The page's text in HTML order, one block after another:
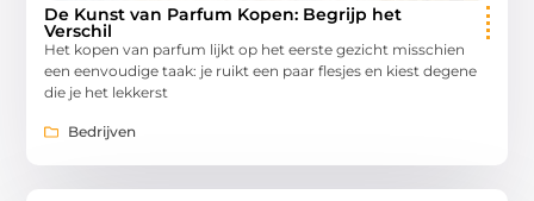
De Kunst van Parfum Kopen: Begrijp het
Verschil
Het kopen van parfum lijkt op het eerste gezicht misschien
een eenvoudige taak: je ruikt een paar flesjes en kiest degene
die je het lekkerst
Bedrijven